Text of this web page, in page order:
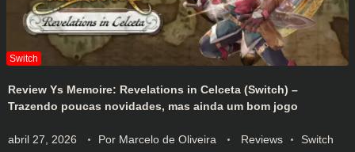
Review Ys Memoire: Revelations in Celceta (Switch) –
Trazendo poucas novidades, mas ainda um bom jogo
abril 27, 2026 Por Marcelo de Oliveira Reviews Switch